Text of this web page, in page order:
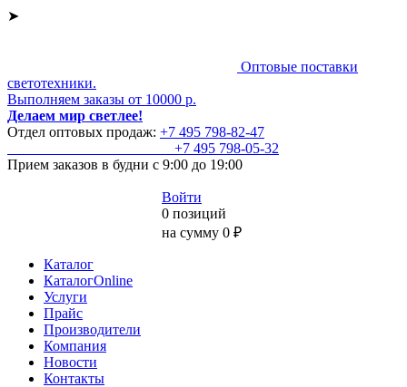
➤
Оптовые поставки
светотехники.
Выполняем заказы от 10000 р.
Делаем мир светлее!
Отдел оптовых продаж: +7 495 798-82-47
+7 495 798-05-32
Прием заказов в будни с 9:00 до 19:00
Войти
0 позиций
на сумму 0 ₽
Каталог
КаталогOnline
Услуги
Прайс
Производители
Компания
Новости
Контакты